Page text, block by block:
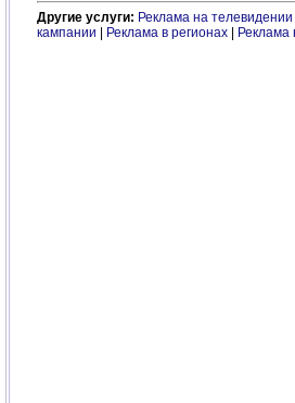
Другие услуги: Реклама на телевидении
кампании
Реклама в регионах Реклама